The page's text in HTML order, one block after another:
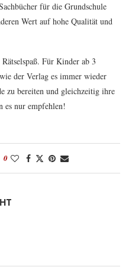
für die Grundschule
Wert auf hohe Qualität und
Für Kinder ab 3
der Verlag es immer wieder
zu bereiten und gleichzeitig ihre
nur empfehlen!
0